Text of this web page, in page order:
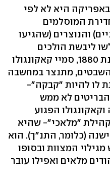
היא לא לפי
המוסלמים
והנוצרים (שהגיעו
ליבשת הולכים
ומגיעים גם אל השבטים. בשנת 1880, סמיי קאקונגולו
מתנצר במחשבה
לו להיות "קבקה"-
לא ממש
הפגוע
"מלאכי"- שהיא
(כלומר, התנ"ך). הוא
המצוות ובסופו
מלאים ואפילו עובר